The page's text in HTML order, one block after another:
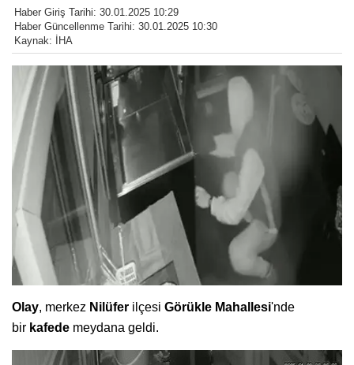
Haber Giriş Tarihi: 30.01.2025 10:29
Haber Güncellenme Tarihi: 30.01.2025 10:30
Kaynak: İHA
Olay, merkez Nilüfer ilçesi Görükle Mahallesi'nde
bir kafede meydana geldi.